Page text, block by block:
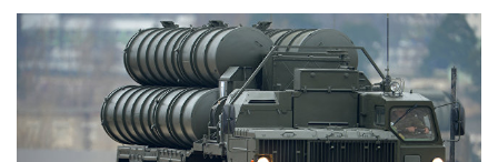
некоторые государства-члены ОДКБ. Заявок большое
количество, ряд стран проявляет предметный интерес
к этой системе»,— рассказал помощник президента.